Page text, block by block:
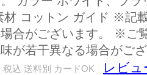
材 コットン ガイド ※記
合がございます。 ※ご
が若干異なる場合がご
税込 送料別 カードOK レビュ